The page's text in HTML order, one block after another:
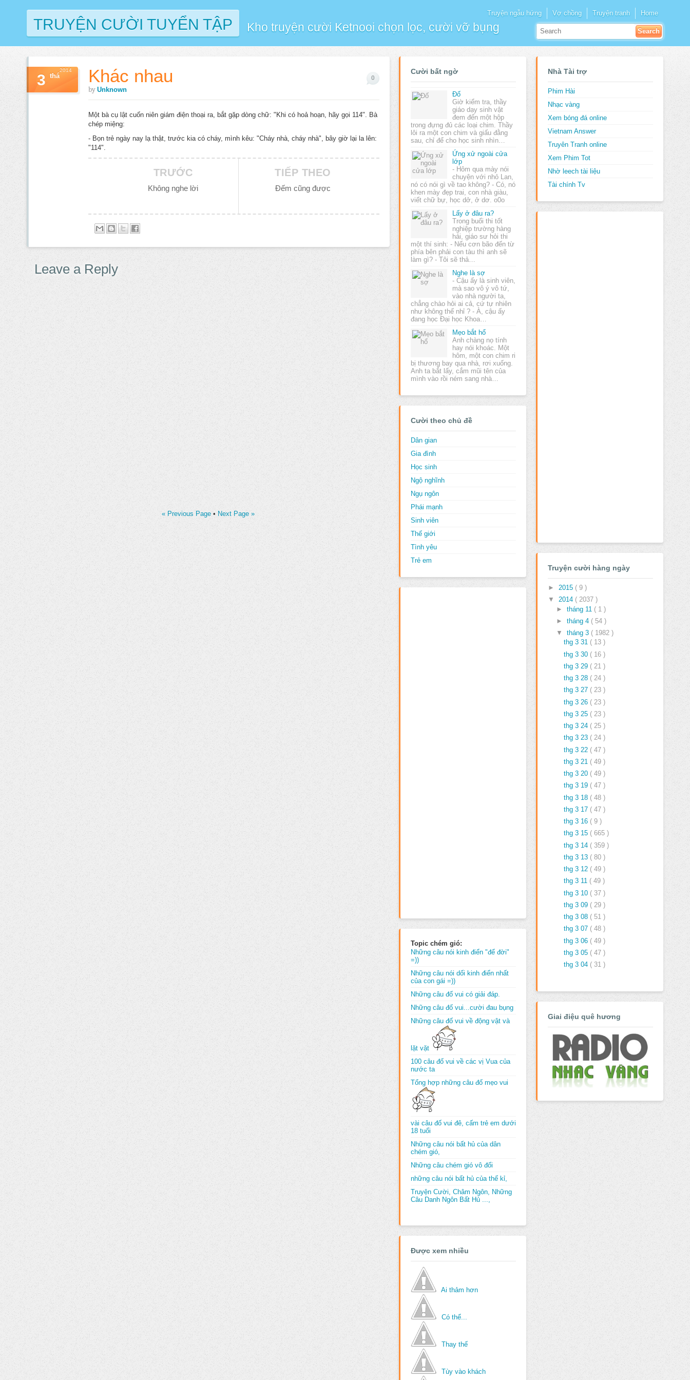
TRUYỆN CƯỜI TUYỂN TẬP Kho truyện cười Ketnooi chọn lọc, cười vỡ bụng
Truyện ngẫu hứng Vợ chồng Truyện tranh Home
Khác nhau
by Unknown
3 thá
2014
0
Một bà cụ lật cuốn niên giám điện thoại ra, bắt gặp dòng chữ: "Khi có hoả hoạn, hãy gọi 114". Bà
chép miệng:
- Bọn trẻ ngày nay lạ thật, trước kia có cháy, mình kêu: "Cháy nhà, cháy nhà", bây giờ lại la lên:
"114".
TIẾP THEO
Đếm cũng được
TRƯỚC
Không nghe lời
Leave a Reply
« Previous Page • Next Page »
Cười bất ngờ
Đố
Giờ kiểm tra, thầy
giáo dạy sinh vật
đem đến một hộp
trong đựng đủ các loại chim. Thầy
lôi ra một con chim và giấu đằng
sau, chỉ để cho học sinh nhìn…
Ứng xử ngoài cửa
lớp
- Hôm qua mày nói
chuyện với nhỏ Lan,
nó có nói gì về tao không? - Có, nó
khen mày đẹp trai, con nhà giàu,
viết chữ bự, học dở, ở dơ. o0o
Lấy ở đâu ra?
Trong buổi thi tốt
nghiệp trường hàng
hải, giáo sư hỏi thi
một thí sinh: - Nếu cơn bão đến từ
phía bên phải con tàu thì anh sẽ
làm gì? - Tôi sẽ thả…
Nghe là sợ
- Cậu ấy là sinh viên,
mà sao vô ý vô tứ,
vào nhà người ta,
chẳng chào hỏi ai cả, cứ tự nhiên
như không thế nhỉ ? - À, cậu ấy
đang học Đại học Khoa…
Mẹo bắt hổ
Anh chàng nọ tính
hay nói khoác. Một
hôm, một con chim ri
bị thương bay qua nhà, rơi xuống.
Anh ta bắt lấy, cắm mũi tên của
mình vào rồi ném sang nhà…
Cười theo chủ đề
Dân gian
Gia đình
Học sinh
Ngộ nghĩnh
Ngụ ngôn
Phái mạnh
Sinh viên
Thế giới
Tình yêu
Trẻ em
Topic chém gió:
Những câu nói kinh điển "để đời"
=))
Những câu nói dối kinh điển nhất
của con gái =))
Những câu đố vui có giải đáp.
Những câu đố vui...cười đau bụng
Những câu đố vui về động vật và
lặt vặt
100 câu đố vui về các vị Vua của
nước ta
Tổng hợp những câu đố mẹo vui
vài câu đố vui đê, cấm trẻ em dưới
18 tuổi
Những câu nói bất hủ của dân
chém gió,
Những câu chém gió vô đối
những câu nói bất hủ của thế kỉ,
Truyện Cười, Châm Ngôn, Những
Câu Danh Ngôn Bất Hủ ...,
Được xem nhiều
Ai thảm hơn
Có thể...
Thay thế
Tùy vào khách
Nhà Tài trợ
Phim Hài
Nhạc vàng
Xem bóng đá online
Vietnam Answer
Truyên Tranh online
Xem Phim Tot
Nhờ leech tài liệu
Tài chính Tv
Truyện cười hàng ngày
► 2015 ( 9 )
▼ 2014 ( 2037 )
► tháng 11 ( 1 )
► tháng 4 ( 54 )
▼ tháng 3 ( 1982 )
thg 3 31 ( 13 )
thg 3 30 ( 16 )
thg 3 29 ( 21 )
thg 3 28 ( 24 )
thg 3 27 ( 23 )
thg 3 26 ( 23 )
thg 3 25 ( 23 )
thg 3 24 ( 25 )
thg 3 23 ( 24 )
thg 3 22 ( 47 )
thg 3 21 ( 49 )
thg 3 20 ( 49 )
thg 3 19 ( 47 )
thg 3 18 ( 48 )
thg 3 17 ( 47 )
thg 3 16 ( 9 )
thg 3 15 ( 665 )
thg 3 14 ( 359 )
thg 3 13 ( 80 )
thg 3 12 ( 49 )
thg 3 11 ( 49 )
thg 3 10 ( 37 )
thg 3 09 ( 29 )
thg 3 08 ( 51 )
thg 3 07 ( 48 )
thg 3 06 ( 49 )
thg 3 05 ( 47 )
thg 3 04 ( 31 )
Giai điệu quê hương